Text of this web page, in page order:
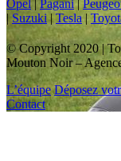
Opel | Pagani|
| Suzuki|Tesla|
© Copyright 2020 |
Mouton Noir –
L’équipe Déposez
Contact